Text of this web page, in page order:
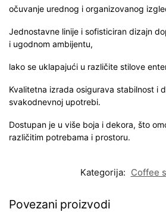
očuvanje urednog i organizovanog
Jednostavne linije i sofisticiran dizajn
i ugodnom ambijentu,
lako se uklapajući u različite stilove
Kvalitetna izrada osigurava stabilnost i
svakodnevnoj upotrebi.
Dostupan je u više boja i dekora, što
različitim potrebama i prostoru.
Kategorija: Coffee
Povezani proizvodi